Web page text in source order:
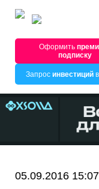
Оформить
подписку
Запрос инвестицийв
05.09.2016 15:07